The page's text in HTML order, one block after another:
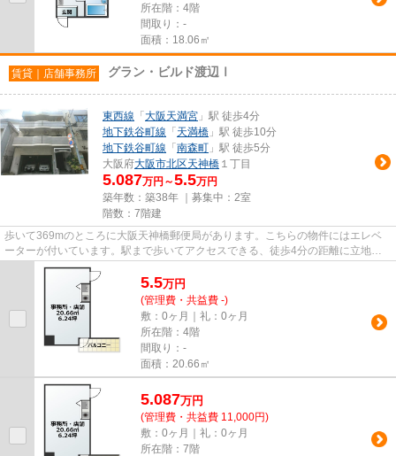
所在階：4階
間取り：-
面積：18.06㎡
賃貸｜店舗事務所 グラン・ビルド渡辺Ⅰ
東西線 「 大阪天満宮 」駅 徒歩4分
地下鉄谷町線 「 天満橋 」駅 徒歩10分
地下鉄谷町線 「 南森町 」駅 徒歩5分
大阪府大阪市北区天神橋 １丁目
5.087万円～5.5万円
築年数：築38年 ｜募集中： 2室
階数：7階建
歩いて369mのところに大阪天神橋郵便局があります。こちらの物件にはエレベ
ーターが付いています。駅まで歩いてアクセスできる、徒歩4分の距離に立地す
る物件です。
5.5万円
(管理費・共益費 -)
敷：0ヶ月｜礼：0ヶ月
所在階：4階
間取り：-
面積：20.66㎡
5.087万円
(管理費・共益費 11,000円)
敷：0ヶ月｜礼：0ヶ月
所在階：7階